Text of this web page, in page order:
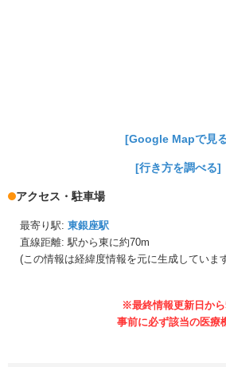
[Google Mapで見
[行き方を調べる]
アクセス・駐車場
最寄り駅: 東銀座駅
直線距離: 駅から東に約70m
(この情報は経緯度情報を元に生成していま